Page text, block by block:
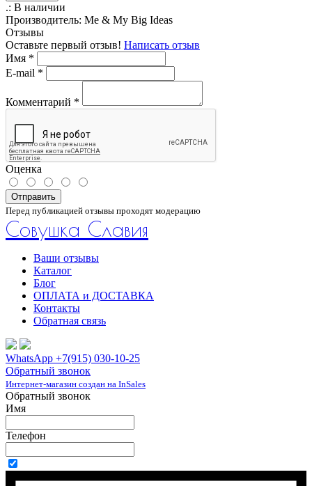
.: В наличии
Производитель: Me & My Big Ideas
Отзывы
Оставьте первый отзыв! Написать отзыв
Имя *
E-mail *
Комментарий *
Оценка
Отправить
Перед публикацией отзывы проходят модерацию
Совушка Славия
Ваши отзывы
Каталог
Блог
ОПЛАТА и ДОСТАВКА
Контакты
Обратная связь
WhatsApp +7(915) 030-10-25
Обратный звонок
Интернет-магазин создан на InSales
Обратный звонок
Имя
Телефон